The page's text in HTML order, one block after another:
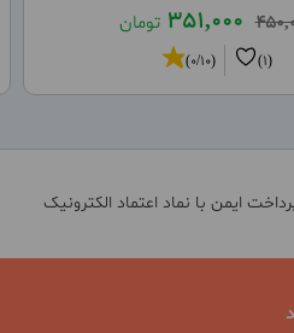
351,000 تومان
(1)
(0/10)
ایمن با نماد اعتماد الکترونیک